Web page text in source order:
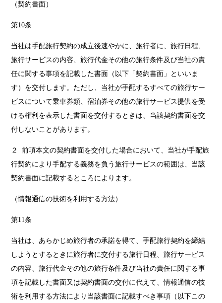
（契約書面）
第10条
当社は手配旅行契約の成立後速やかに、旅行者に、旅行日程、
旅行サービスの内容、旅行代金その他の旅行条件及び当社の責
任に関する事項を記載した書面（以下「契約書面」といいま
す）を交付します。ただし、当社が手配するすべての旅行サー
ビスについて乗車券類、宿泊券その他の旅行サービス提供を受
ける権利を表示した書面を交付するときは、当該契約書面を交
付しないことがあります。
２ 前項本文の契約書面を交付した場合において、当社が手配旅
行契約により手配する義務を負う旅行サービスの範囲は、当該
契約書面に記載するところによります。
（情報通信の技術を利用する方法）
第11条
当社は、あらかじめ旅行者の承諾を得て、手配旅行契約を締結
しようとするときに旅行者に交付する旅行日程、旅行サービス
の内容、旅行代金その他の旅行条件及び当社の責任に関する事
項を記載した書面又は契約書面の交付に代えて、情報通信の技
術を利用する方法により当該書面に記載すべき事項（以下この